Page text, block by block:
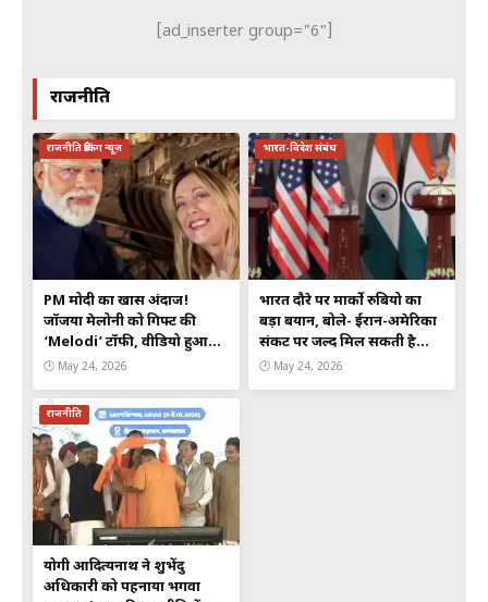
[ad_inserter group="6"]
राजनीति
राजनीति ब्रेकिंग न्यूज़
PM मोदी का खास अंदाज!
जॉर्जिया मेलोनी को गिफ्ट की
‘Melodi’ टॉफी, वीडियो हुआ
वायरल
🕐 May 24, 2026
भारत-विदेश संबंध
भारत दौरे पर मार्को रुबियो का
बड़ा बयान, बोले- ईरान-अमेरिका
संकट पर जल्द मिल सकती है
दुनिया को राहत
🕐 May 24, 2026
राजनीति
योगी आदित्यनाथ ने शुभेंदु
अधिकारी को पहनाया भगवा